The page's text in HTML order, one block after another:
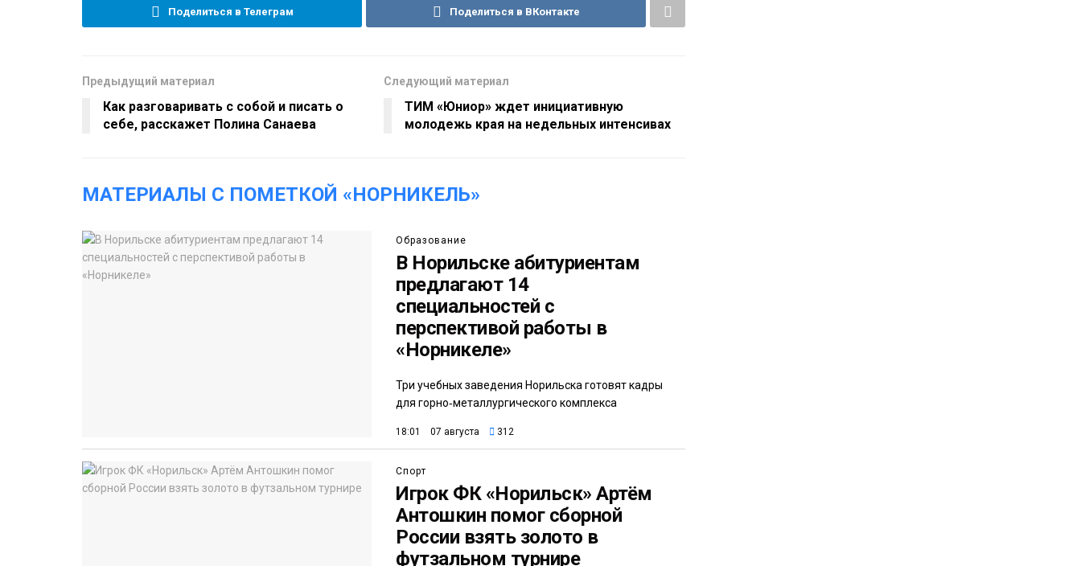
Поделиться в Телеграм Поделиться в ВКонтакте
Предыдущий материал
Как разговаривать с собой и писать о
себе, расскажет Полина Санаева
Следующий материал
ТИМ «Юниор» ждет инициативную
молодежь края на недельных интенсивах
МАТЕРИАЛЫ С ПОМЕТКОЙ «НОРНИКЕЛЬ»
Образование
В Норильске абитуриентам
предлагают 14
специальностей с
перспективой работы в
«Норникеле»
Три учебных заведения Норильска готовят кадры
для горно‑металлургического комплекса
18:01 07 августа 312
Спорт
Игрок ФК «Норильск» Артём
Антошкин помог сборной
России взять золото в
футзальном турнире